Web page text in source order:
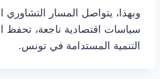
وبهذا، يتواصل المسار
سياسات اقتصادية ناجعة، تحفظ
التنمية المستدامة في تونس.